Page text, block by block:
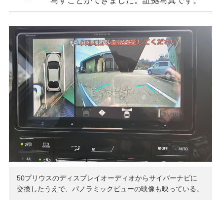
50プリウスのディスプレイオーディオからサイバーナビに
交換したうえで、パノラミックビューの映像も映っている。